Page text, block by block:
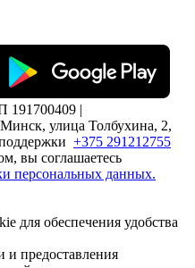
|
Минск, улица Толбухина, 2,
+375 291212755
вы соглашаетесь
персональных данных.
для обеспечения удобства
и предоставления